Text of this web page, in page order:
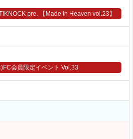
pre. 【Made in Heaven vol.23】
会員限定イベント Vol.33